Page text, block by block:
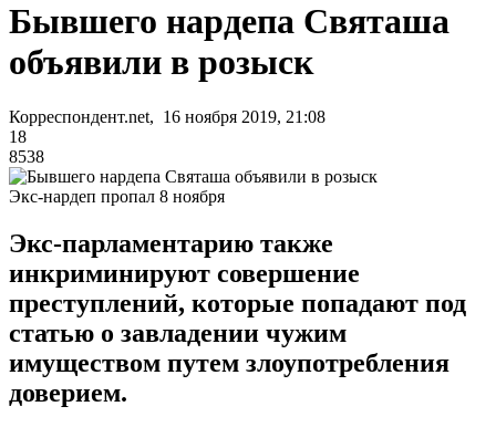
Бывшего нардепа Святаша
объявили в розыск
Корреспондент.net, 16 ноября 2019, 21:08
18
8538
Экс-нардеп пропал 8 ноября
Экс-парламентарию также
инкриминируют совершение
преступлений, которые попадают под
статью о завладении чужим
имуществом путем злоупотребления
доверием.